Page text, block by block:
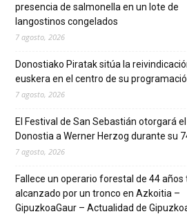
presencia de salmonella en un lote de
langostinos congelados
7 agosto, 2026
Donostiako Piratak sitúa la
euskera en el centro de su
7 agosto, 2026
El Festival de San Sebastián otorgará
Donostia a Werner Herzog durante su
7 agosto, 2026
Fallece un operario forestal de 44 años
alcanzado por un tronco en Azkoitia –
GipuzkoaGaur – Actualidad de